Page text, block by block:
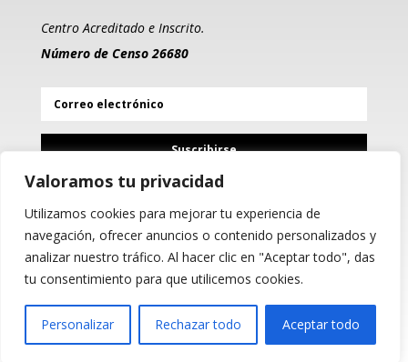
Valoramos tu privacidad
Utilizamos cookies para mejorar tu experiencia de
navegación, ofrecer anuncios o contenido personalizados y
analizar nuestro tráfico. Al hacer clic en "Aceptar todo", das
tu consentimiento para que utilicemos cookies.
Personalizar Rechazar todo Aceptar todo
Centro Acreditado e Inscrito.
Número de Censo 26680
Suscribirse
PROGRAMA KIT DIGITAL
COFINANCIADO POR LOS
FONDOS NEXT GENERATION
(EU) DEL MECANISMO DE
RECUPERACIÓN Y RESILIENCIA